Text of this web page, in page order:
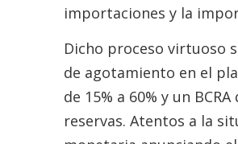
importaciones y la
Dicho proceso virtuoso
de agotamiento en el
de 15% a 60% y un
reservas. Atentos a la